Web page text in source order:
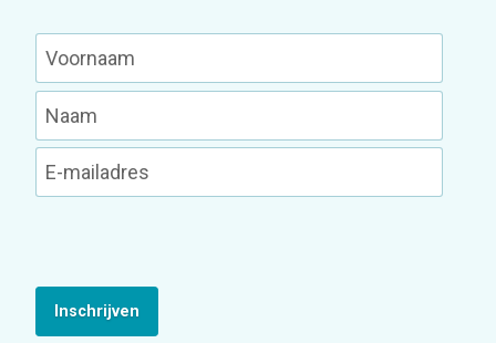
Inschrijven